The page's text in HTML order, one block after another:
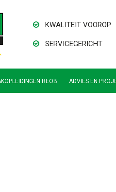
KWALITEIT VOOROP
SERVICEGERICHT
REOB ADVIES EN